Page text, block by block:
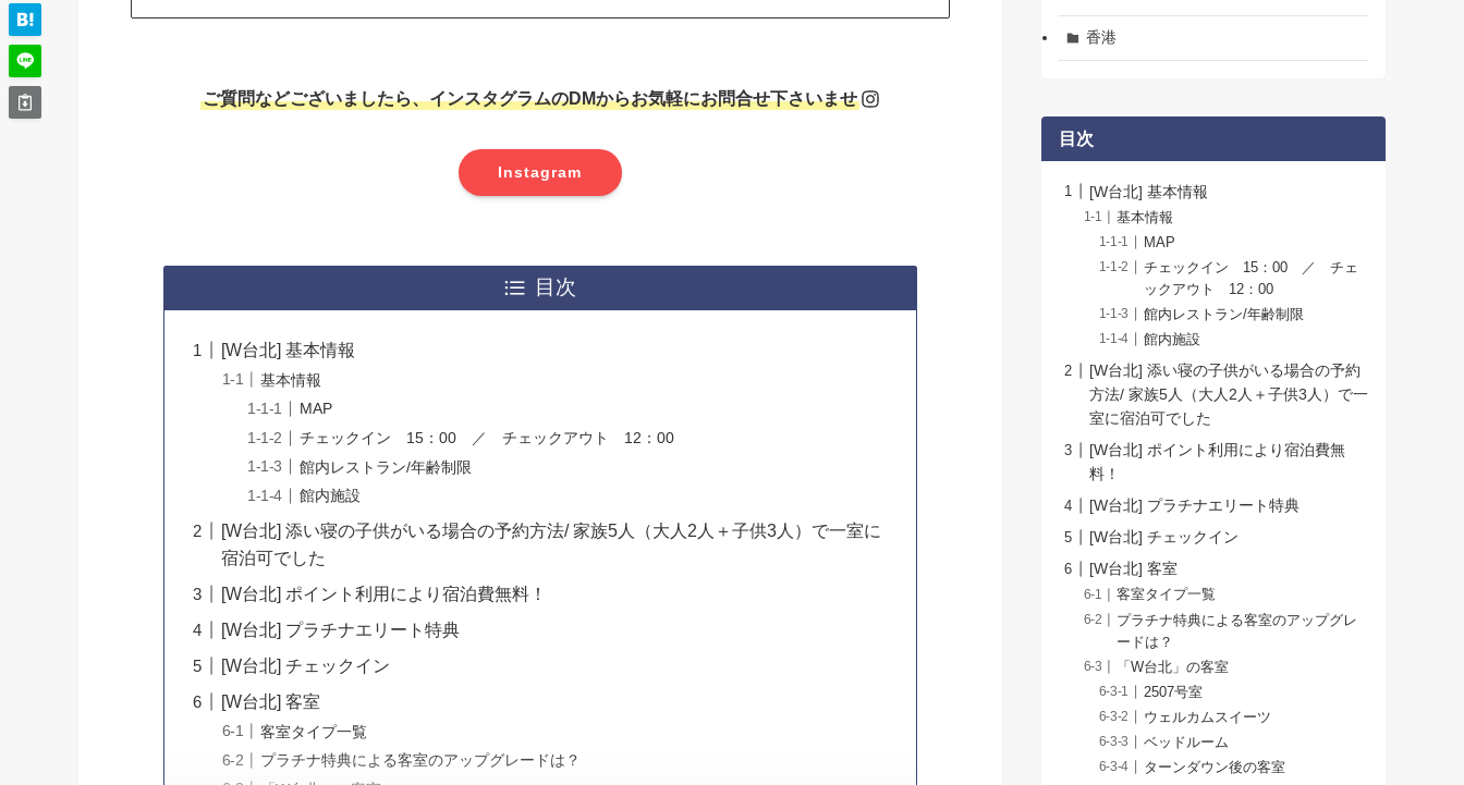
ご質問などございましたら、インスタグラムのDMからお気軽にお問合せ下さいませ
Instagram
目次
[W台北] 基本情報
基本情報
MAP
チェックイン 15：00 ／ チェックアウト 12：00
館内レストラン/年齢制限
館内施設
[W台北] 添い寝の子供がいる場合の予約方法/ 家族5人（大人2人＋子供3人）で一室に
宿泊可でした
[W台北] ポイント利用により宿泊費無料！
[W台北] プラチナエリート特典
[W台北] チェックイン
[W台北] 客室
客室タイプ一覧
プラチナ特典による客室のアップグレードは？
香港
目次
[W台北] 基本情報
基本情報
MAP
チェックイン 15：00 ／ チェ
ックアウト 12：00
館内レストラン/年齢制限
館内施設
[W台北] 添い寝の子供がいる場合の予約
方法/ 家族5人（大人2人＋子供3人）で一
室に宿泊可でした
[W台北] ポイント利用により宿泊費無
料！
[W台北] プラチナエリート特典
[W台北] チェックイン
[W台北] 客室
客室タイプ一覧
プラチナ特典による客室のアップグレ
ードは？
「W台北」の客室
2507号室
ウェルカムスイーツ
ベッドルーム
ターンダウン後の客室